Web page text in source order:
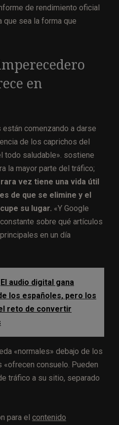
de rendimiento oficial
que sea la forma que
en
comenzando a darse
de los caprichos del
todo saludable». sostiene
la mayor parte del tráfico;
vez tiene una vida útil
de que se elimine y el
su lugar. «Y Google
sobre qué artículos
en un día
El audio digital gana
los españoles, pero los
reto de convertir
«normales» debajo de los
consuelo. Pueden
tráfico a su sitio, separado
para el contenido